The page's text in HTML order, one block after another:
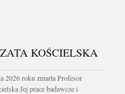
KOŚCIELSKA
2026 roku zmarła Profesor
Jej prace badawcze i